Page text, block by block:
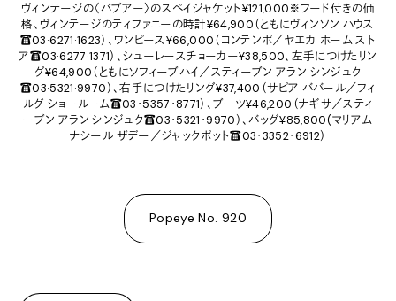
ヴィンテージの〈バブアー〉のスペイジャケット¥121,000※フード付きの価
格、ヴィンテージのティファニーの時計¥64,900（ともにヴィンソン ハウス
☎03·6271·1623）、ワンピース¥66,000（コンテンポ／ヤエカ ホーム スト
ア☎03·6277·1371）、シューレースチョーカー¥38,500、左手につけたリン
グ¥64,900（ともにソフィーブハイ／スティーブン アラン シンジュク
☎03·5321·9970）、右手につけたリング¥37,400（サピア ババール／フィ
ルグ ショールーム☎03･5357･8771）、ブーツ¥46,200（ナギサ／スティ
ーブン アラン シンジュク☎03･5321･9970）、バッグ¥85,800(マリアム
ナシール ザデー／ジャックポット☎03･3352･6912）
Popeye No. 920